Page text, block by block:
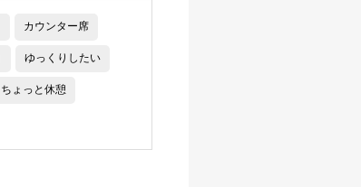
カウンター席
ゆっくりしたい
ちょっと休憩